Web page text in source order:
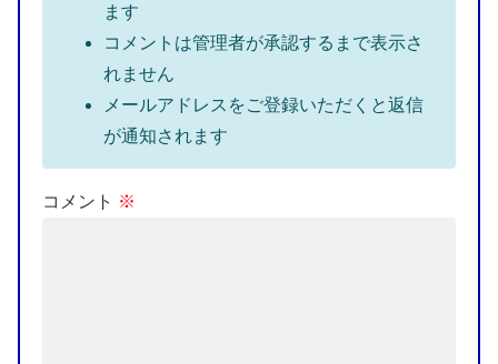
ます
コメントは管理者が承認するまで表示さ
れません
メールアドレスをご登録いただくと返信
が通知されます
コメント ※